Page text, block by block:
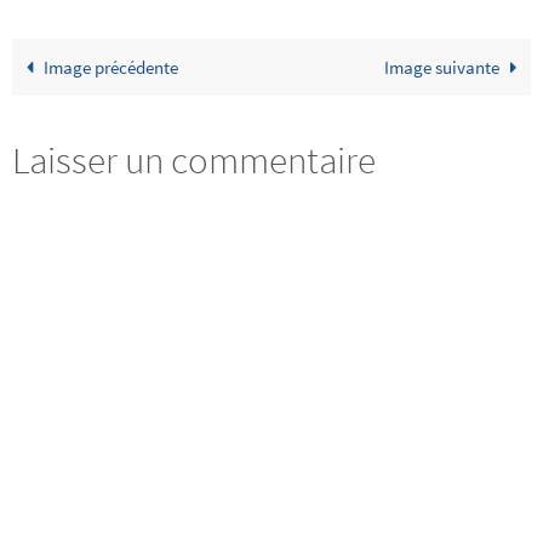
Image précédente Image suivante
Laisser un commentaire